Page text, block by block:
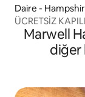
Daire -
ÜCRETSİZ
Marwell
diğer